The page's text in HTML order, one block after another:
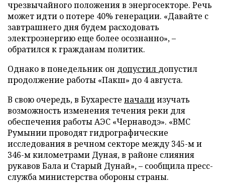
чрезвычайного положения в энергосекторе. Речь
может идти о потере 40% генерации. «Давайте с
завтрашнего дня будем расходовать
электроэнергию еще более осознанно», –
обратился к гражданам политик.
Однако в понедельник он допустил допустил
продолжение работы «Пакш» до 4 августа.
В свою очередь, в Бухаресте началиизучать
возможность изменения течения реки для
обеспечения работы АЭС «Чернаводэ». «ВМС
Румынии проводят гидрографические
исследования в речном секторе между 345-м и
346-м километрами Дуная, в районе слияния
рукавов Бала и Старый Дунай», – сообщила пресс-
служба министерства обороны страны.